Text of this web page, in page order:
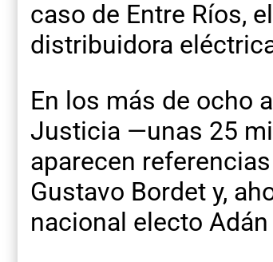
caso de Entre Ríos,
distribuidora
En los más de ocho
Justicia —unas 25
aparecen
Gustavo Bordet y,
nacional electo Adán